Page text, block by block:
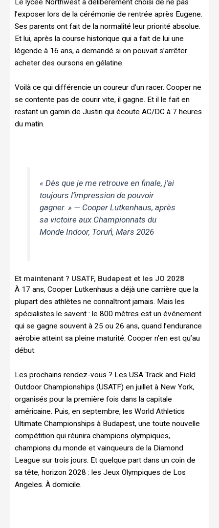
Le lycée Northwest a délibérément choisi de ne pas
l’exposer lors de la cérémonie de rentrée après Eugene.
Ses parents ont fait de la normalité leur priorité absolue.
Et lui, après la course historique qui a fait de lui une
légende à 16 ans, a demandé si on pouvait s’arrêter
acheter des oursons en gélatine.
Voilà ce qui différencie un coureur d’un racer. Cooper ne
se contente pas de courir vite, il gagne. Et il le fait en
restant un gamin de Justin qui écoute AC/DC à 7 heures
du matin.
« Dès que je me retrouve en finale, j’ai
toujours l’impression de pouvoir
gagner. » — Cooper Lutkenhaus, après
sa victoire aux Championnats du
Monde Indoor, Toruń, Mars 2026
Et maintenant ? USATF, Budapest et les JO 2028
À 17 ans, Cooper Lutkenhaus a déjà une carrière que la
plupart des athlètes ne connaîtront jamais. Mais les
spécialistes le savent : le 800 mètres est un événement
qui se gagne souvent à 25 ou 26 ans, quand l’endurance
aérobie atteint sa pleine maturité. Cooper n’en est qu’au
début.
Les prochains rendez-vous ? Les USA Track and Field
Outdoor Championships (USATF) en juillet à New York,
organisés pour la première fois dans la capitale
américaine. Puis, en septembre, les World Athletics
Ultimate Championships à Budapest, une toute nouvelle
compétition qui réunira champions olympiques,
champions du monde et vainqueurs de la Diamond
League sur trois jours. Et quelque part dans un coin de
sa tête, horizon 2028 : les Jeux Olympiques de Los
Angeles. À domicile.